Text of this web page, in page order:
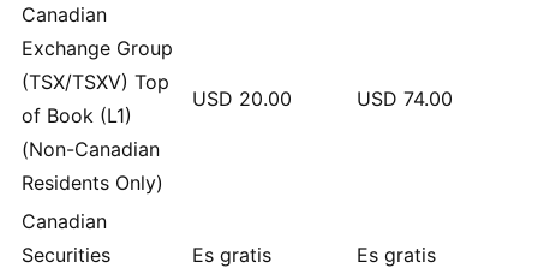
Canadian
Exchange Group
(TSX/TSXV) Top
of Book (L1)
(Non-Canadian
Residents Only)
USD 20.00 USD 74.00
Canadian
Securities
Es gratis Es gratis